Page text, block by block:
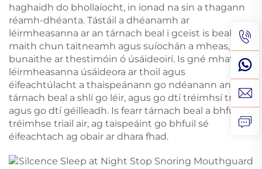
haghaidh do bhollaíocht, in ionad na sin a thagann
réamh-dhéanta. Tástáil a dhéanamh ar
léirmheasanna ar an tárnach beal i gceist is bealach
maith chun taitneamh agus suíochán a mheas,
bunaithe ar thestimóin ó úsáideoirí. Is gné mhath é
léirmheasanna úsáideora ar thoil agus
éifeachtúlacht a thaispeánann go ndéanann an
tárnach beal a shlí go léir, agus go dtí tréimhsí triail,
agus go dtí géilleadh. Is fearr tárnach beal a bhfuil
tréimhse triail air, ag taispeáint go bhfuil sé
éifeachtach ag obair ar dhara fhad.